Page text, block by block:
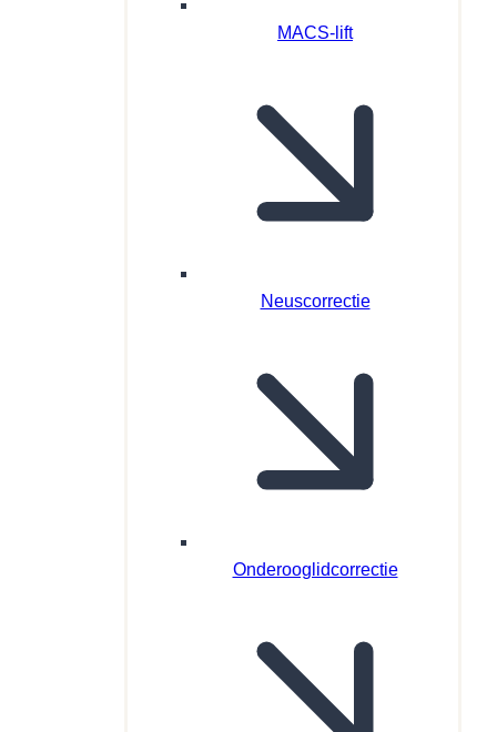
MACS-lift
Neuscorrectie
Onderooglidcorrectie